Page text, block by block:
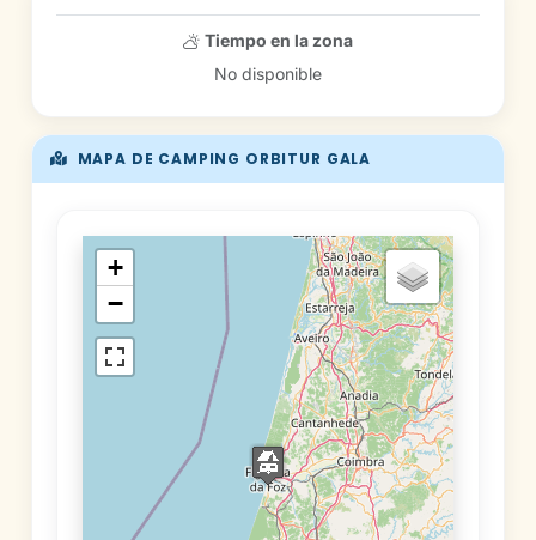
MAPA DE CAMPING ORBITUR GALA
+
−
Tiempo en la zona
No disponible